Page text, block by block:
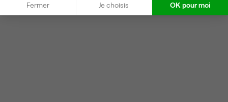
Fermer Je choisis OK pour moi